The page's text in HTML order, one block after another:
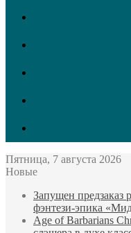
Пятница, 7 августа 2026
Новые
Запущен предзаказ
фэнтези-эпика
Age of Barbarians